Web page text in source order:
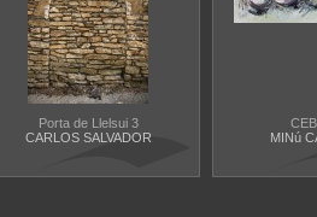
Porta de Llelsui 3
CARLOS SALVADOR
MINú